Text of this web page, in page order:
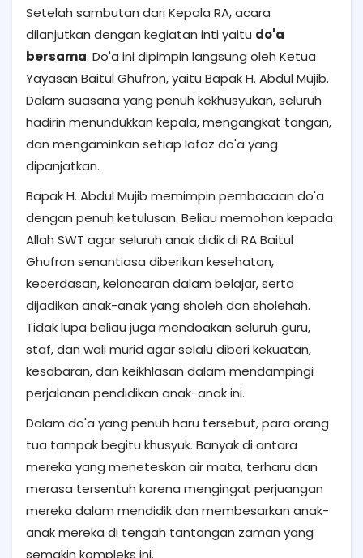
Setelah sambutan dari Kepala RA, acara
dilanjutkan dengan kegiatan inti yaitu do'a
bersama. Do'a ini dipimpin langsung oleh Ketua
Yayasan Baitul Ghufron, yaitu Bapak H. Abdul Mujib.
Dalam suasana yang penuh kekhusyukan, seluruh
hadirin menundukkan kepala, mengangkat tangan,
dan mengaminkan setiap lafaz do'a yang
dipanjatkan.
Bapak H. Abdul Mujib memimpin pembacaan do'a
dengan penuh ketulusan. Beliau memohon kepada
Allah SWT agar seluruh anak didik di RA Baitul
Ghufron senantiasa diberikan kesehatan,
kecerdasan, kelancaran dalam belajar, serta
dijadikan anak-anak yang sholeh dan sholehah.
Tidak lupa beliau juga mendoakan seluruh guru,
staf, dan wali murid agar selalu diberi kekuatan,
kesabaran, dan keikhlasan dalam mendampingi
perjalanan pendidikan anak-anak ini.
Dalam do'a yang penuh haru tersebut, para orang
tua tampak begitu khusyuk. Banyak di antara
mereka yang meneteskan air mata, terharu dan
merasa tersentuh karena mengingat perjuangan
mereka dalam mendidik dan membesarkan anak-
anak mereka di tengah tantangan zaman yang
semakin kompleks ini.